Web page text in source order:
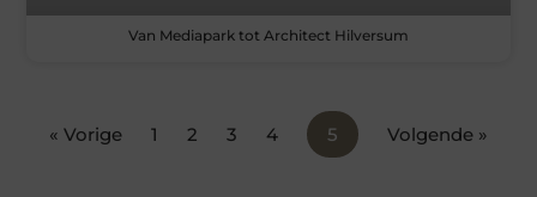
Van Mediapark tot Architect Hilversum
« Vorige 1 2 3 4 5 Volgende »